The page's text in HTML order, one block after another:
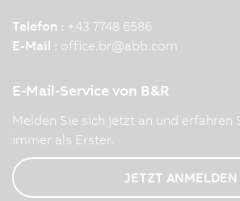
Telefon : +43 7748 6586
E-Mail : office.br@abb.com
E-Mail-Service von B&R
Melden Sie sich jetzt an und erfahren
immer als Erster.
JETZT ANMELDEN